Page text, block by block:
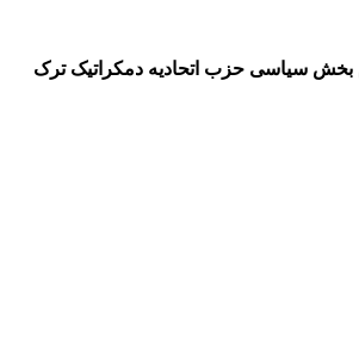
حزب اتحادیه دمکراتیک ترک